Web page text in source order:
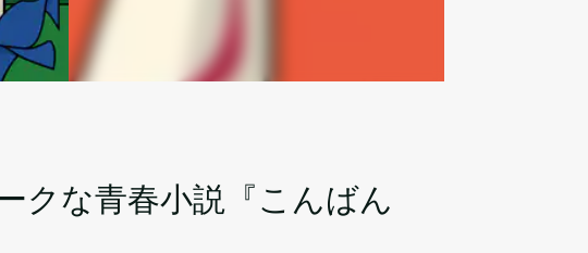
クな青春小説『こんばん